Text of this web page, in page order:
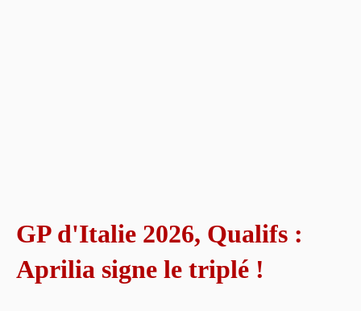
GP d'Italie 2026, Qualifs :
Aprilia signe le triplé !